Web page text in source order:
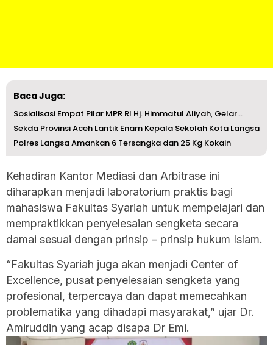
Baca Juga:
Sosialisasi Empat Pilar MPR RI Hj. Himmatul Aliyah, Gelar...
Sekda Provinsi Aceh Lantik Enam Kepala Sekolah Kota Langsa
Polres Langsa Amankan 6 Tersangka dan 25 Kg Kokain
Kehadiran Kantor Mediasi dan Arbitrase ini
diharapkan menjadi laboratorium praktis bagi
mahasiswa Fakultas Syariah untuk mempelajari dan
mempraktikkan penyelesaian sengketa secara
damai sesuai dengan prinsip – prinsip hukum Islam.
“Fakultas Syariah juga akan menjadi Center of
Excellence, pusat penyelesaian sengketa yang
profesional, terpercaya dan dapat memecahkan
problematika yang dihadapi masyarakat,” ujar Dr.
Amiruddin yang acap disapa Dr Emi.